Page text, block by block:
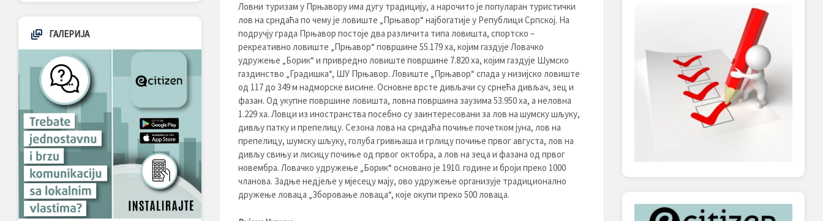
Ловни туризам у Прњавору има дугу традицију, а нарочито је популаран туристички
лов на срндаћа по чему је ловиште „Прњавор“ најбогатије у Републици Српској. На
подручју града Прњавор постоје два различита типа ловишта, спортско –
рекреативно ловиште „Прњавор“ површине 55.179 ха, којим газдује Ловачко
удружење „Борик“ и привредно ловиште површине 7.820 ха, којим газдује Шумско
газдинство „Градишка“, ШУ Прњавор. Ловиште „Прњавор“ спада у низијско ловиште
од 117 до 349 м надморске висине. Основне врсте дивљачи су срнећа дивљач, зец и
фазан. Од укупне површине ловишта, ловна површина заузима 53.950 ха, а неловна
1.229 ха. Ловци из иностранства посебно су заинтересовани за лов на шумску шљуку,
дивљу патку и препелицу. Сезона лова на срндаћа почиње почетком јуна, лов на
препелицу, шумску шљуку, голуба гривњаша и грлицу почиње првог августа, лов на
дивљу свињу и лисицу почиње од првог октобра, а лов на зеца и фазана од првог
новембра. Ловачко удружење „Борик“ основано је 1910. године и броји преко 1000
чланова. Задње недјеље у мјесецу мају, ово удружење организује традиционално
дружење ловаца „Зборовање ловаца“, које окупи преко 500 ловаца.
ГАЛЕРИЈА